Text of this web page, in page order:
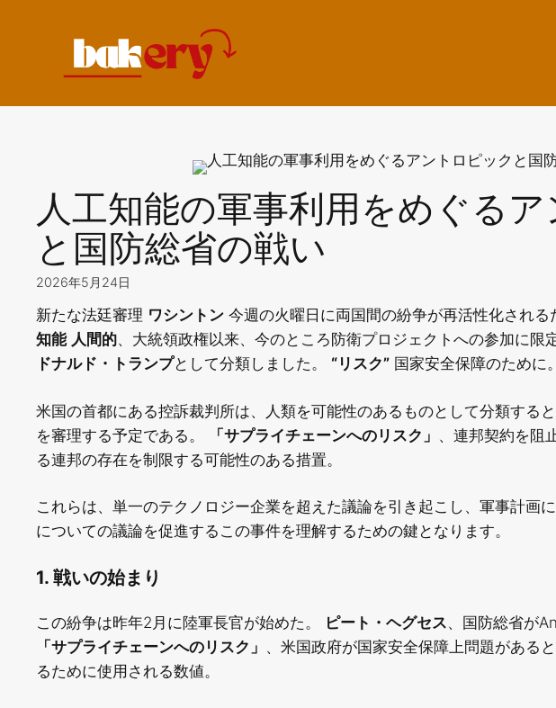
ツ
人工知能の軍事利用をめぐる
と国防総省の戦い
2026年5月24日
新たな法廷審理 ワシントン 今週の火曜日に両国間の紛争が再活性化される
知能 人間的、大統領政権以来、今のところ防衛プロジェクトへの参加に限
ドナルド・トランプとして分類しました。 “リスク” 国家安全保障のために。
米国の首都にある控訴裁判所は、人類を可能性のあるものとして分類する
を審理する予定である。
「サプライチェーンへのリスク」 、連邦契約を阻
る連邦の存在を制限する可能性のある措置。
これらは、単一のテクノロジー企業を超えた議論を引き起こし、軍事計画
についての議論を促進するこの事件を理解するための鍵となります。
1. 戦いの始まり
この紛争は昨年2月に陸軍長官が始めた。 ピート・ヘグセス、国防総省が
「サプライチェーンへのリスク」 、米国政府が国家安全保障上問題がある
るために使用される数値。